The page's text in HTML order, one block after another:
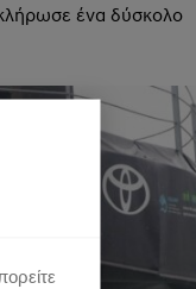
ένα δύσκολο